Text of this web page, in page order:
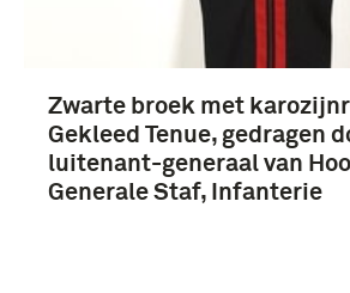
Frankrijk (3)
Zwarte broek met
Gekleed Tenue, gedragen
luitenant-generaal van
Generale Staf, Infanterie